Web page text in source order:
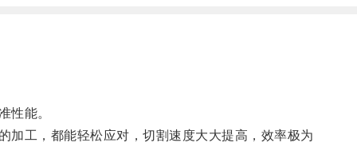
性能。
工，都能轻松应对，切割速度大大提高，效率极为